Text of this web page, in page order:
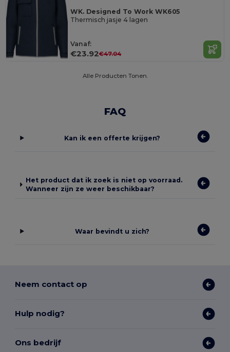
WK. Designed To Work WK605
Thermisch jasje 4 lagen
Vanaf:
€23.92€47.04
Alle Producten Tonen.
FAQ
Kan ik een offerte krijgen?
Het product dat ik zoek is niet op voorraad.
Wanneer zijn ze weer beschikbaar?
Waar bevindt u zich?
Neem contact op
Hulp nodig?
Ons bedrijf